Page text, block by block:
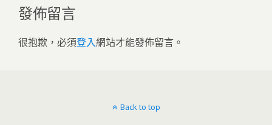
發佈留言
很抱歉，必須登入網站才能發佈留言。
Back to top